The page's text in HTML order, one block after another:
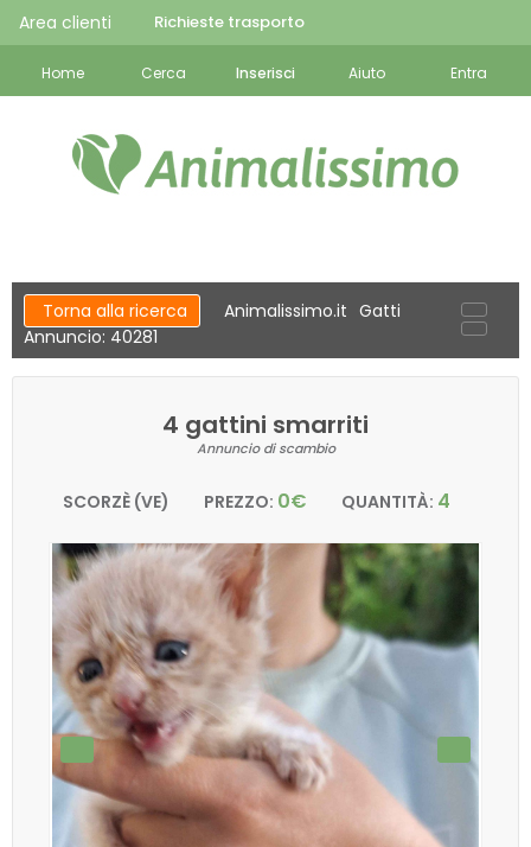
Area clienti Richieste trasporto
Home Cerca Inserisci Aiuto Entra
Torna alla ricerca Animalissimo.it Gatti
Annuncio: 40281
4 gattini smarriti
Annuncio di scambio
SCORZÈ (VE) PREZZO: 0€ QUANTITÀ: 4